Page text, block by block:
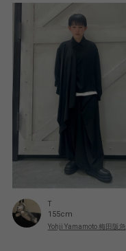
T
155cm
Yohji Yamamoto 梅田阪急